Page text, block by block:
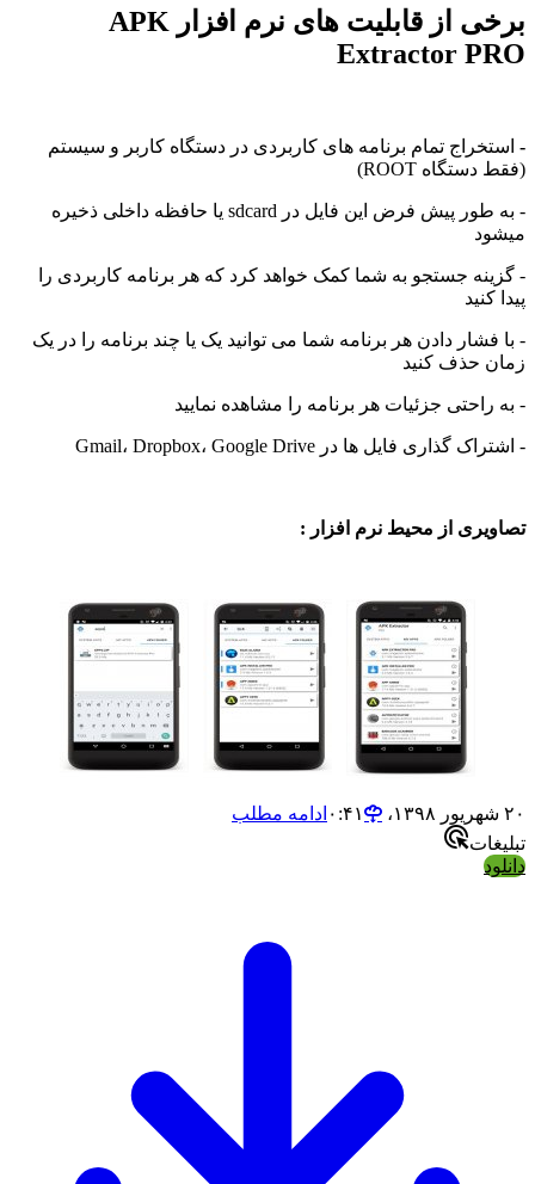
برخی از قابلیت های نرم افزار APK
Extractor PRO
- استخراج تمام برنامه های کاربردی در دستگاه کاربر و سیستم
(فقط دستگاه ROOT)
- به طور پیش فرض این فایل در sdcard یا حافظه داخلی ذخیره
میشود
- گزینه جستجو به شما کمک خواهد کرد که هر برنامه کاربردی را
پیدا کنید
- با فشار دادن هر برنامه شما می توانید یک یا چند برنامه را در یک
زمان حذف کنید
- به راحتی جزئیات هر برنامه را مشاهده نمایید
- اشتراک گذاری فایل ها در Gmail، Dropbox، Google Drive
تصاویری از محیط نرم افزار :
۲۰ شهریور ۱۳۹۸،‏ ۰:۴۱
ادامه مطلب
تبلیغات
دانلود